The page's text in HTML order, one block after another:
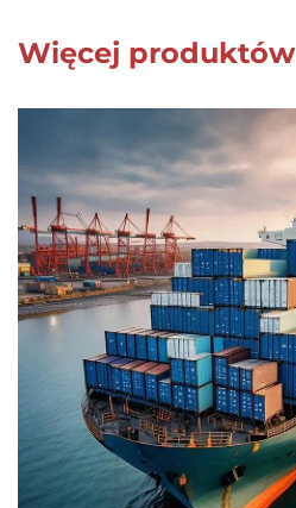
Więcej produktów